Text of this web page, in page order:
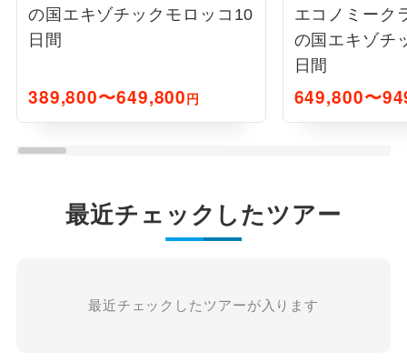
の国エキゾチックモロッコ10
日間
389,800〜649,800円
エコノミーク
の国エキゾチ
日間
649,800〜
最近チェックしたツアー
最近チェックしたツアーが入ります